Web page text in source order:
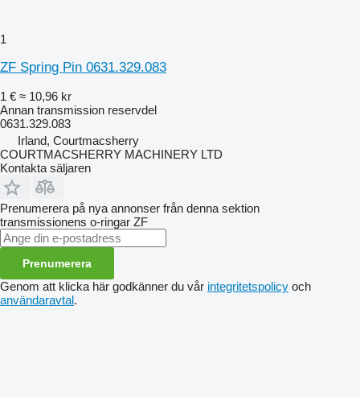
1
ZF Spring Pin 0631.329.083
1 € ≈ 10,96 kr
Annan transmission reservdel
0631.329.083
Irland, Courtmacsherry
COURTMACSHERRY MACHINERY LTD
Kontakta säljaren
Prenumerera på nya annonser från denna sektion
transmissionens o-ringar ZF
Prenumerera
Genom att klicka här godkänner du vår integritetspolicy och
användaravtal.